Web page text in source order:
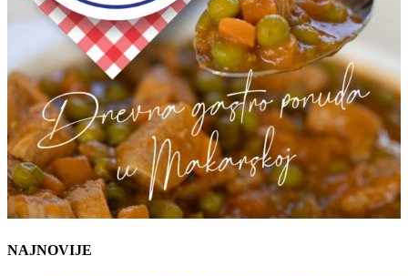
NAJNOVIJE